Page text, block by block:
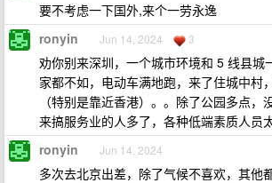
要不考虑一下国外,来个一劳永逸
ronyin Jun 14, 2024 3
劝你别来深圳，一个城市环境和 5 线县城
家都不如，电动车满地跑，来了住城中村
（特别是靠近香港）。。除了公园多点，
来搞服务业的人多了，各种低端素质人员
ronyin Jun 14, 2024
多次去北京出差，除了气候不喜欢，其他